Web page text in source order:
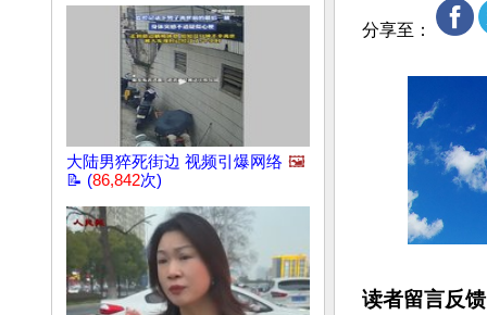
大陆男猝死街边 视频引爆网络 🖼️
📝 (86,842次)
分享至：
读者留言反